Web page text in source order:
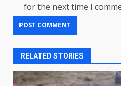
for the next time I
RELATED STORIES